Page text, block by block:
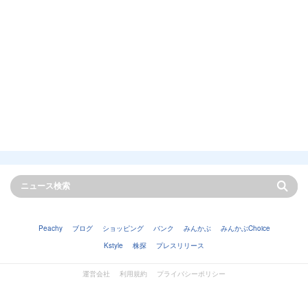
Peachy ブログ ショッピング バンク みんかぶ
みんかぶChoice
Kstyle
株探 プレスリリース
運営会社 利用規約
プライバシーポリシー